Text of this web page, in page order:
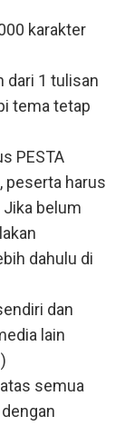
karakter
dari 1 tulisan
tema tetap
PESTA
peserta harus
Jika belum
dahulu di
dan
lain
semua